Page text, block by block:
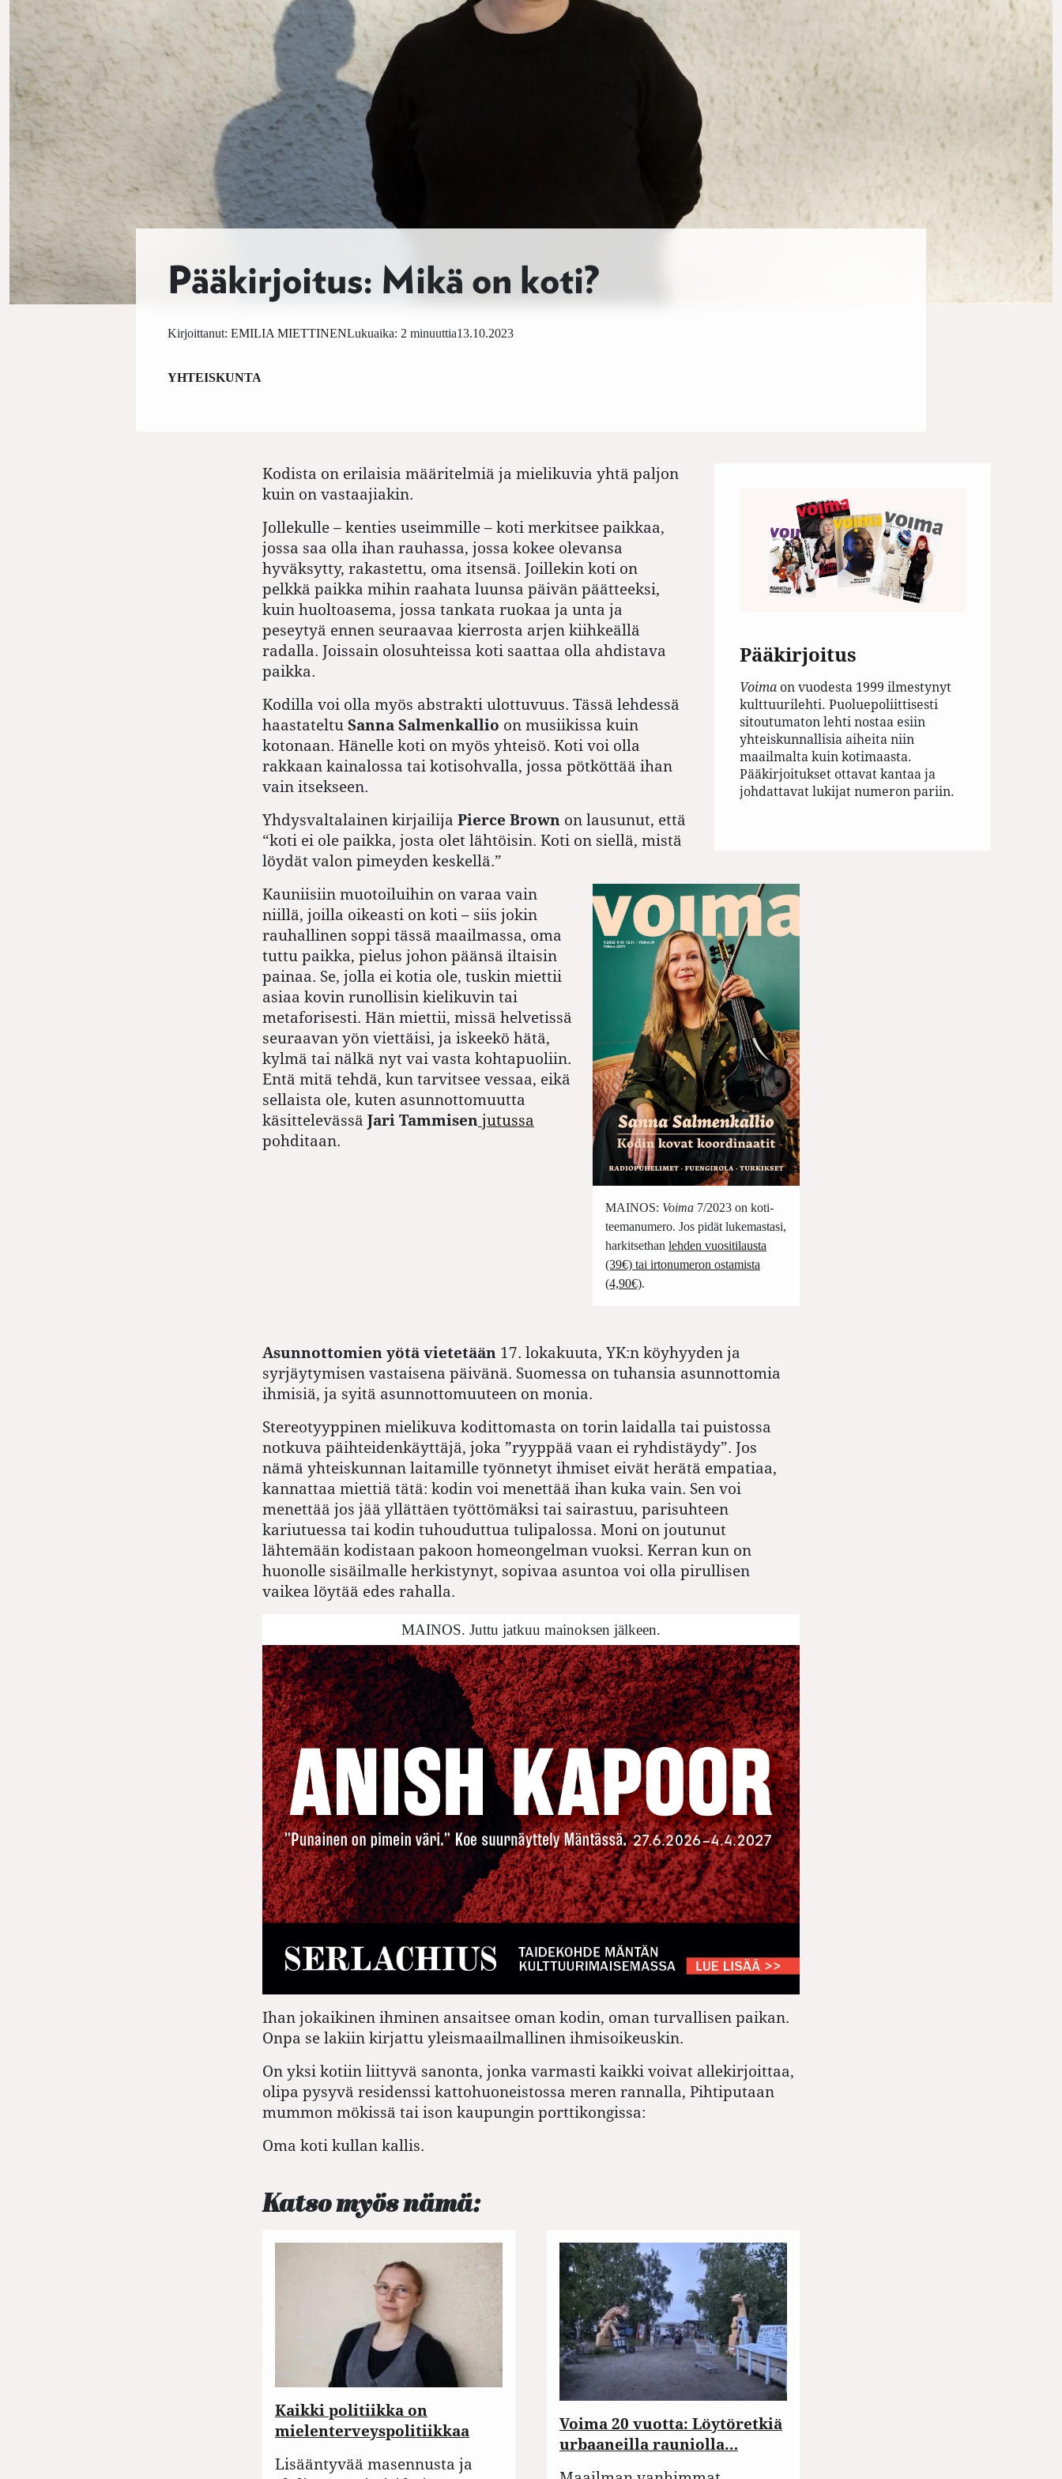
Pääkirjoitus: Mikä on koti?
13.10.2023
Kirjoittanut: EMILIA MIETTINENLukuaika: 2 minuuttia
YHTEISKUNTA
Pääkirjoitus
Voimaon vuodesta 1999 ilmestynyt
kulttuurilehti. Puoluepoliittisesti
sitoutumaton lehti nostaa esiin
yhteiskunnallisia aiheita niin
maailmalta kuin kotimaasta.
Pääkirjoitukset ottavat kantaa ja
johdattavat lukijat numeron pariin.
Kodista on erilaisia määritelmiä ja mielikuvia yhtä paljon
kuin on vastaajiakin.
Jollekulle – kenties useimmille – koti merkitsee paikkaa,
jossa saa olla ihan rauhassa, jossa kokee olevansa
hyväksytty, rakastettu, oma itsensä. Joillekin koti on
pelkkä paikka mihin raahata luunsa päivän päätteeksi,
kuin huoltoasema, jossa tankata ruokaa ja unta ja
peseytyä ennen seuraavaa kierrosta arjen kiihkeällä
radalla. Joissain olosuhteissa koti saattaa olla ahdistava
paikka.
Kodilla voi olla myös abstrakti ulottuvuus. Tässä lehdessä
haastateltu Sanna Salmenkallio on musiikissa kuin
kotonaan. Hänelle koti on myös yhteisö. Koti voi olla
rakkaan kainalossa tai kotisohvalla, jossa pötköttää ihan
vain itsekseen.
Yhdysvaltalainen kirjailija Pierce Brown on lausunut, että
“koti ei ole paikka, josta olet lähtöisin. Koti on siellä, mistä
löydät valon pimeyden keskellä.”
MAINOS: Voima 7/2023 on koti-
teemanumero. Jos pidät lukemastasi,
harkitsethan lehden vuositilausta
(39€) tai irtonumeron ostamista
(4,90€).
Kauniisiin muotoiluihin on varaa vain
niillä, joilla oikeasti on koti – siis jokin
rauhallinen soppi tässä maailmassa, oma
tuttu paikka, pielus johon päänsä iltaisin
painaa. Se, jolla ei kotia ole, tuskin miettii
asiaa kovin runollisin kielikuvin tai
metaforisesti. Hän miettii, missä helvetissä
seuraavan yön viettäisi, ja iskeekö hätä,
kylmä tai nälkä nyt vai vasta kohtapuoliin.
Entä mitä tehdä, kun tarvitsee vessaa, eikä
sellaista ole, kuten asunnottomuutta
käsittelevässä Jari Tammisen jutussa
pohditaan.
Asunnottomien yötä vietetään 17. lokakuuta, YK:n köyhyyden ja
syrjäytymisen vastaisena päivänä. Suomessa on tuhansia asunnottomia
ihmisiä, ja syitä asunnottomuuteen on monia.
Stereotyyppinen mielikuva kodittomasta on torin laidalla tai puistossa
notkuva päihteidenkäyttäjä, joka ”ryyppää vaan ei ryhdistäydy”. Jos
nämä yhteiskunnan laitamille työnnetyt ihmiset eivät herätä empatiaa,
kannattaa miettiä tätä: kodin voi menettää ihan kuka vain. Sen voi
menettää jos jää yllättäen työttömäksi tai sairastuu, parisuhteen
kariutuessa tai kodin tuhouduttua tulipalossa. Moni on joutunut
lähtemään kodistaan pakoon homeongelman vuoksi. Kerran kun on
huonolle sisäilmalle herkistynyt, sopivaa asuntoa voi olla pirullisen
vaikea löytää edes rahalla.
MAINOS. Juttu jatkuu mainoksen jälkeen.
Ihan jokaikinen ihminen ansaitsee oman kodin, oman turvallisen paikan.
Onpa se lakiin kirjattu yleismaailmallinen ihmisoikeuskin.
On yksi kotiin liittyvä sanonta, jonka varmasti kaikki voivat allekirjoittaa,
olipa pysyvä residenssi kattohuoneistossa meren rannalla, Pihtiputaan
mummon mökissä tai ison kaupungin porttikongissa:
Oma koti kullan kallis.
Katso myös nämä:
Kaikki politiikka on
mielenterveyspolitiikkaa
Lisääntyvää masennusta ja
Voima 20 vuotta: Löytöretkiä
urbaaneilla rauniolla…